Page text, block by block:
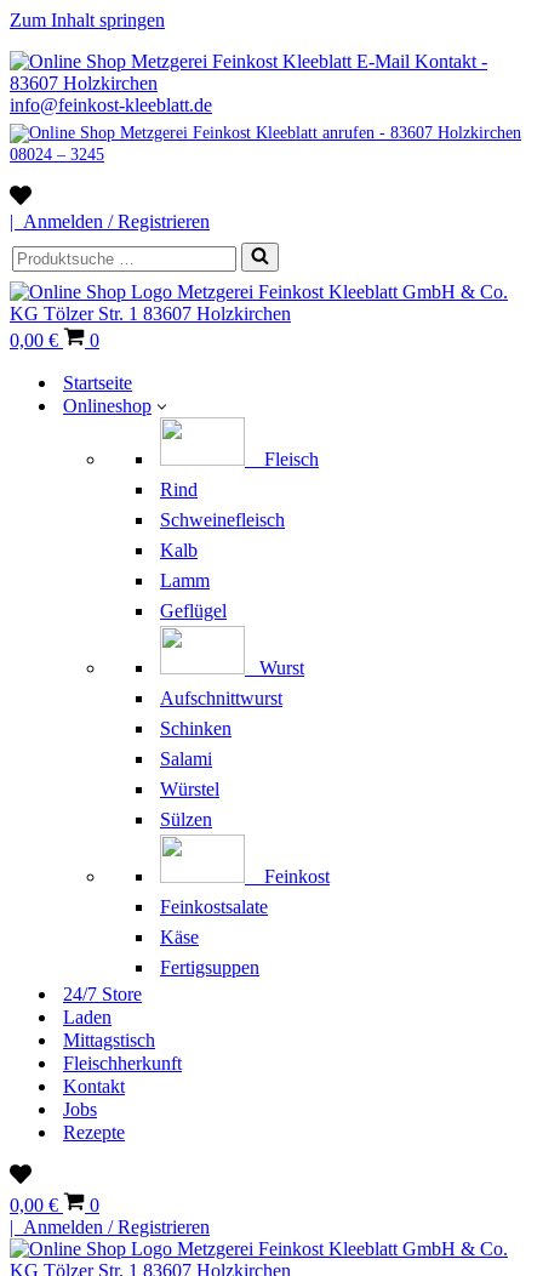
Zum Inhalt springen
info@feinkost-kleeblatt.de
08024 – 3245
Wunschliste
| Anmelden / Registrieren
Suchen
nach …
0,00 € Warenkorb
0
Startseite
Onlineshop
Fleisch
Rind
Schweinefleisch
Kalb
Lamm
Geflügel
Wurst
Aufschnittwurst
Schinken
Salami
Würstel
Sülzen
Feinkost
Feinkostsalate
Käse
Fertigsuppen
24/7 Store
Laden
Mittagstisch
Fleischherkunft
Kontakt
Jobs
Rezepte
Wunschliste
0,00 €
Warenkorb
0
| Anmelden / Registrieren